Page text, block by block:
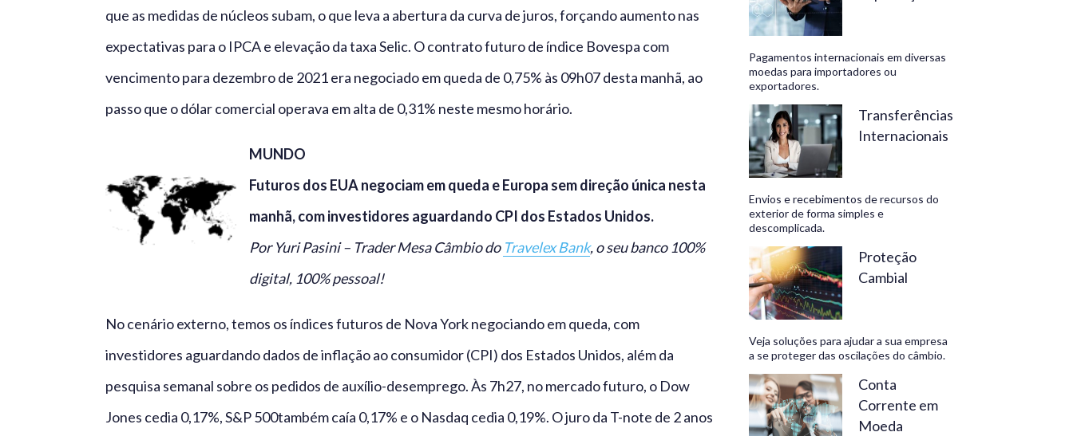
que as medidas de núcleos subam, o que leva a abertura da curva de juros, forçando aumento nas
expectativas para o IPCA e elevação da taxa Selic. O contrato futuro de índice Bovespa com
vencimento para dezembro de 2021 era negociado em queda de 0,75% às 09h07 desta manhã, ao
passo que o dólar comercial operava em alta de 0,31% neste mesmo horário.
MUNDO
Futuros dos EUA negociam em queda e Europa sem direção única nesta
manhã, com investidores aguardando CPI dos Estados Unidos.
Por Yuri Pasini – Trader Mesa Câmbio do Travelex Bank, o seu banco 100%
digital, 100% pessoal!
No cenário externo, temos os índices futuros de Nova York negociando em queda, com
investidores aguardando dados de inflação ao consumidor (CPI) dos Estados Unidos, além da
pesquisa semanal sobre os pedidos de auxílio-desemprego. Às 7h27, no mercado futuro, o Dow
Jones cedia 0,17%, S&P 500também caía 0,17% e o Nasdaq cedia 0,19%. O juro da T-note de 2 anos
Bank,
negócios
rentáveis
Pagamentos internacionais em diversas
moedas para importadores ou
exportadores.
Transferências
Internacionais
Envios e recebimentos de recursos do
exterior de forma simples e
descomplicada.
Proteção
Cambial
Veja soluções para ajudar a sua empresa
a se proteger das oscilações do câmbio.
Conta
Corrente em
Moeda